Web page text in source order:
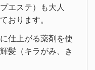
エステ）も大人
おります。
仕上がる薬剤を使
髪（キラがみ、き